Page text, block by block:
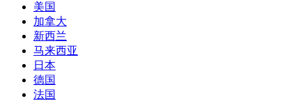
美国
加拿大
新西兰
马来西亚
日本
德国
法国